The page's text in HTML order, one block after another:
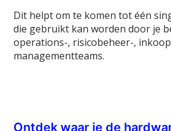
Dit helpt om te komen tot één
die gebruikt kan worden door je
operations-, risicobeheer-,
managementteams.
Ontdek waar je de